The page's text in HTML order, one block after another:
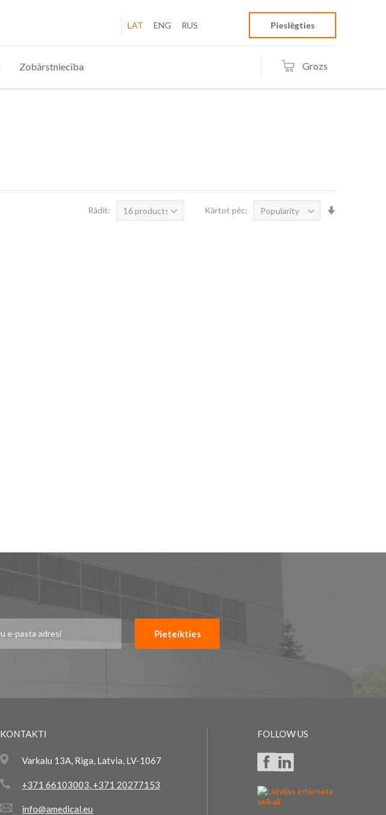
LAT ENG RUS Pieslēgties
Zobārstniecība Grozs
Rādīt: Kārtot pēc:
Pieteikties
KONTAKTI
Varkalu 13A, Riga, Latvia, LV-1067
+371 66103003, +371 20277153
info@amedical.eu
FOLLOW US